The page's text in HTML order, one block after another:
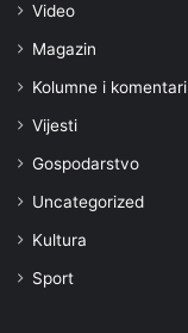
Video
Magazin
Kolumne i komentari
Vijesti
Gospodarstvo
Uncategorized
Kultura
Sport